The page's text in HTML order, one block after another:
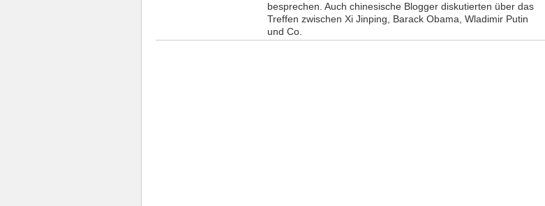
besprechen. Auch chinesische Blogger diskutierten über das
Treffen zwischen Xi Jinping, Barack Obama, Wladimir Putin
und Co.